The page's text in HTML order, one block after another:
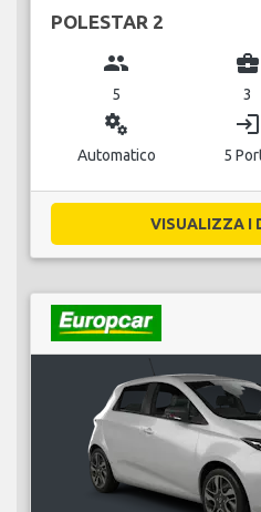
POLESTAR 2
group
5
business_center
3
miscellaneous_services
Automatico
login
5
VISUALIZZA I